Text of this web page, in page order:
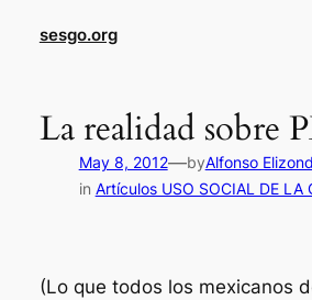
sesgo.org
La realidad sobre
May 8, 2012—byAlfonso
in Artículos USO SOCIAL DE LA
(Lo que todos los mexicanos